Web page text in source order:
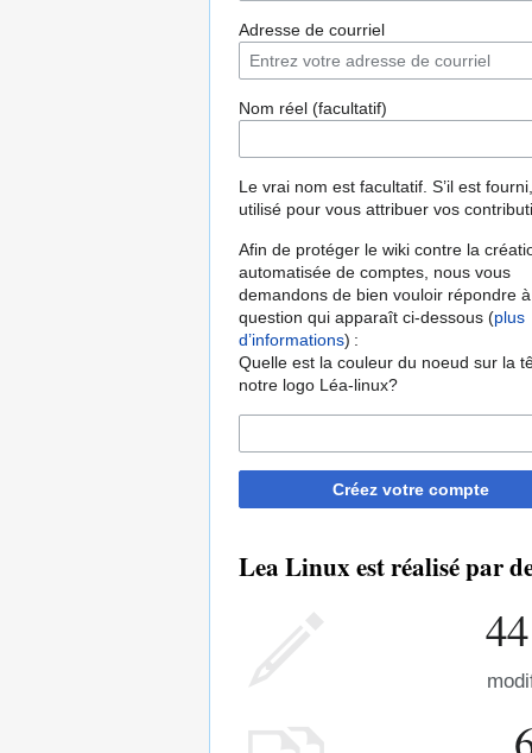
Adresse de courriel
Nom réel (facultatif)
Le vrai nom est facultatif. S’il est
utilisé pour vous attribuer vos
Afin de protéger le wiki contre la
automatisée de comptes, nous vous
demandons de bien vouloir répondre
question qui apparaît ci-dessous (plus
d’informations) :
Quelle est la couleur du noeud sur la
notre logo Léa-linux?
Créez votre compte
Lea Linux est réalisé par